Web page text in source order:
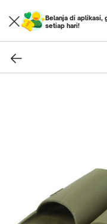
Belanja di aplikasi,
setiap hari!